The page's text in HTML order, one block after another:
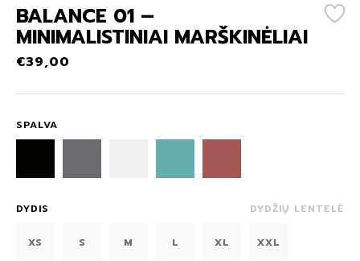
BALANCE 01 –
MINIMALISTINIAI MARŠKINĖLIAI
€39,00
SPALVA
DYDIS DYDŽIŲ LENTELĖ
XS S M L XL XXL